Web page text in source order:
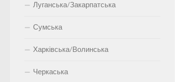
Луганська/Закарпатська
Сумська
Харківська/Волинська
Черкаська